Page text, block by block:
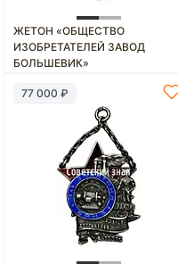
ЖЕТОН «ОБЩЕСТВО
ИЗОБРЕТАТЕЛЕЙ ЗАВОД
БОЛЬШЕВИК»
77 000 ₽